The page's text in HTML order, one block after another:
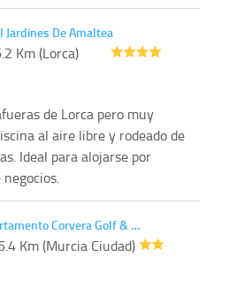
Jardines De Amaltea
Km (Lorca)
de Lorca pero muy
al aire libre y rodeado de
Ideal para alojarse por
Corvera Golf & …
Km (Murcia Ciudad)